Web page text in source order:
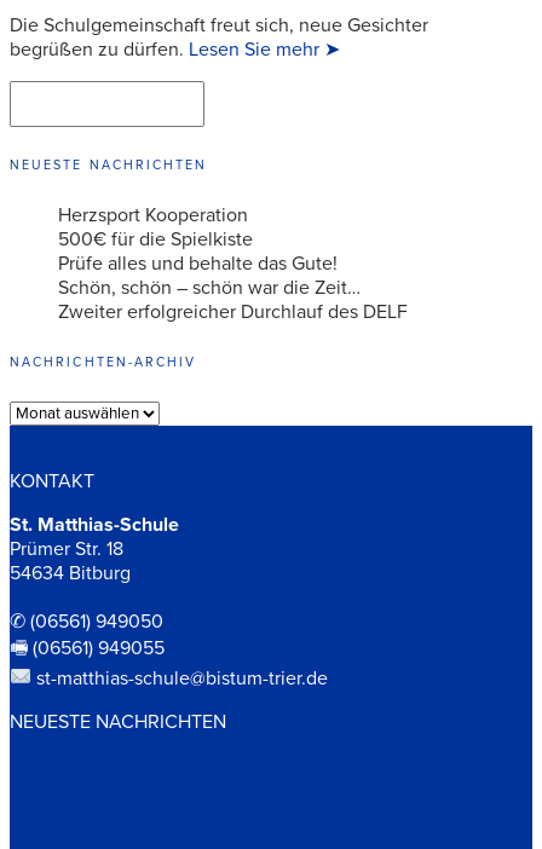
Die Schulgemeinschaft freut sich, neue Gesichter
begrüßen zu dürfen. Lesen Sie mehr ➤
NEUESTE NACHRICHTEN
Herzsport Kooperation
500€ für die Spielkiste
Prüfe alles und behalte das Gute!
Schön, schön – schön war die Zeit…
Zweiter erfolgreicher Durchlauf des DELF
NACHRICHTEN-ARCHIV
Archiv
KONTAKT
St. Matthias-Schule
Prümer Str. 18
54634 Bitburg
✆ (06561) 949050
🖷 (06561) 949055
st-matthias-schule@bistum-trier.de
NEUESTE NACHRICHTEN